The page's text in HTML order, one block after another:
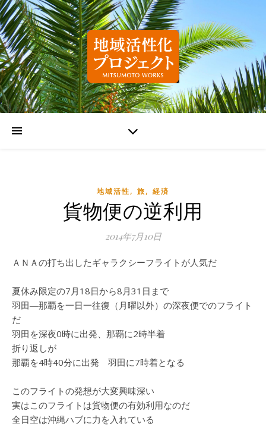
地域活性, 旅, 経済
貨物便の逆利用
2014年7月10日
ＡＮＡの打ち出したギャラクシーフライトが人気だ
夏休み限定の7月18日から8月31日まで
羽田―那覇を一日一往復（月曜以外）の深夜便でのフライト
だ
羽田を深夜0時に出発、那覇に2時半着
折り返しが
那覇を4時40分に出発 羽田に7時着となる
このフライトの発想が大変興味深い
実はこのフライトは貨物便の有効利用なのだ
全日空は沖縄ハブに力を入れている